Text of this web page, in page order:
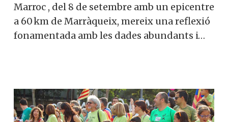
una reflexió fonamentada amb les dades
abundants i…
Vols col·laborar a